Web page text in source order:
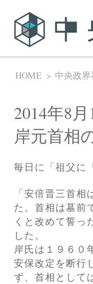
HOME 中央政
2014年8
岸元首相
毎日に「祖父に
「安倍晋三首
た。首相は墓前
くと改めて誓っ
した。
岸氏は１９６０
安保改定を断行
ず、首相として